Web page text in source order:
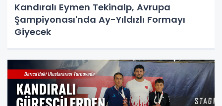
Kandıralı Eymen Tekinalp, Avrupa
Şampiyonası'nda Ay-Yıldızlı Formayı
Giyecek